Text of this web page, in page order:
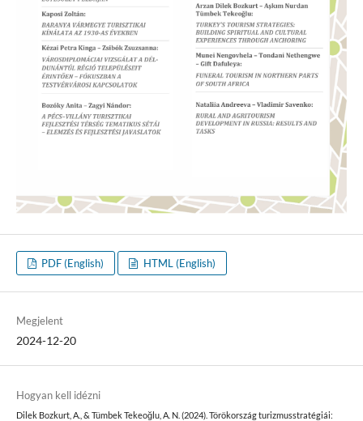
PDF (English) HTML (English)
Megjelent
2024-12-20
Hogyan kell idézni
Dilek Bozkurt, A., & Tümbek Tekeoğlu, A. N. (2024). Törökország turizmusstratégiái: